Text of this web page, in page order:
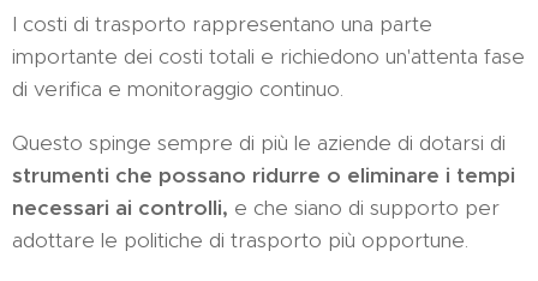
I costi di trasporto rappresentano una parte
importante dei costi totali e richiedono un'attenta fase
di verifica e monitoraggio continuo.
Questo spinge sempre di più le aziende di dotarsi di
strumenti che possano ridurre o eliminare i tempi
necessari ai controlli, e che siano di supporto per
adottare le politiche di trasporto più opportune.